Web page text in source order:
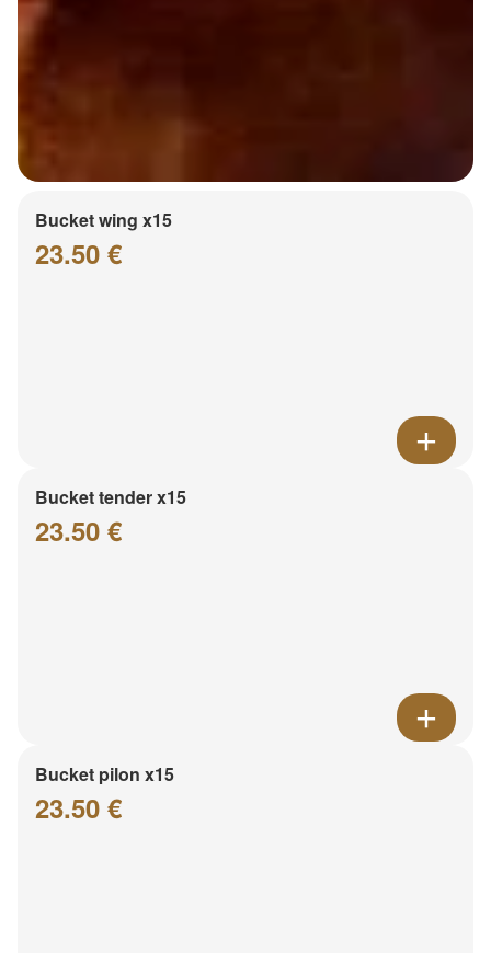
Bucket wing x15
23.50 €
Bucket tender x15
23.50 €
Bucket pilon x15
23.50 €